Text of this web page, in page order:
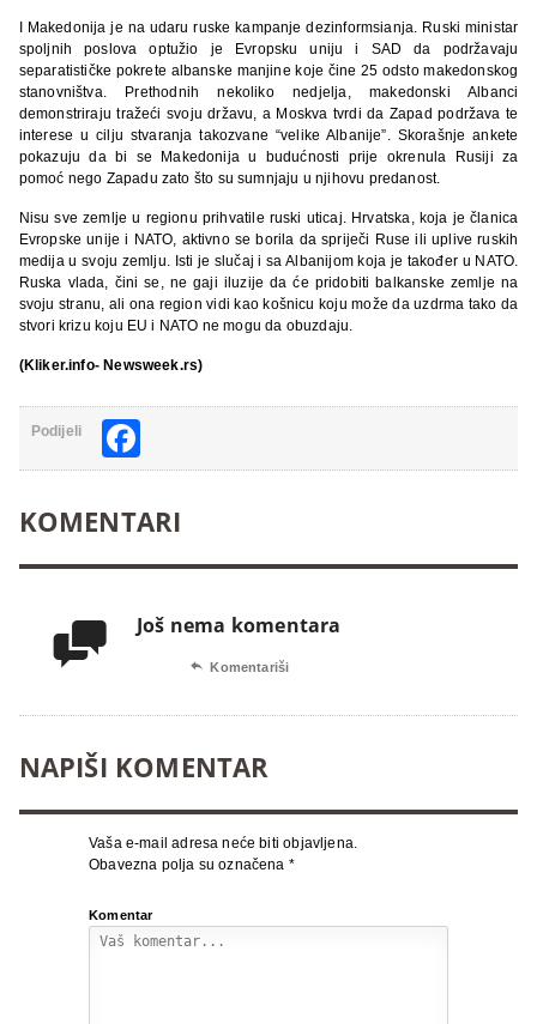
I Makedonija je na udaru ruske kampanje dezinformsianja. Ruski ministar
spoljnih poslova optužio je Evropsku uniju i SAD da podržavaju
separatističke pokrete albanske manjine koje čine 25 odsto makedonskog
stanovništva. Prethodnih nekoliko nedjelja, makedonski Albanci
demonstriraju tražeći svoju državu, a Moskva tvrdi da Zapad podržava te
interese u cilju stvaranja takozvane “velike Albanije”. Skorašnje ankete
pokazuju da bi se Makedonija u budućnosti prije okrenula Rusiji za
pomoć nego Zapadu zato što su sumnjaju u njihovu predanost.
Nisu sve zemlje u regionu prihvatile ruski uticaj. Hrvatska, koja je članica
Evropske unije i NATO, aktivno se borila da spriječi Ruse ili uplive ruskih
medija u svoju zemlju. Isti je slučaj i sa Albanijom koja je također u NATO.
Ruska vlada, čini se, ne gaji iluzije da će pridobiti balkanske zemlje na
svoju stranu, ali ona region vidi kao košnicu koju može da uzdrma tako da
stvori krizu koju EU i NATO ne mogu da obuzdaju.
(Kliker.info- Newsweek.rs)
Podijeli
KOMENTARI
 Još nema komentara
 Komentariši
NAPIŠI KOMENTAR
Vaša e-mail adresa neće biti objavljena.
Obavezna polja su označena *
Komentar